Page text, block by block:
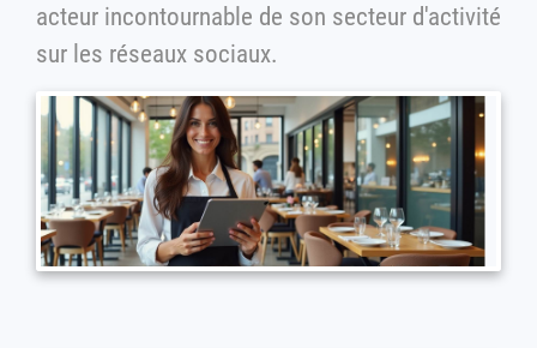
acteur incontournable de son secteur d'activité
sur les réseaux sociaux.